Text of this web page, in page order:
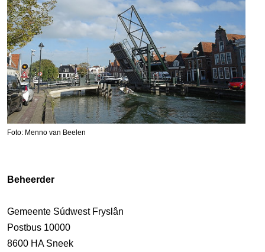
Foto: Menno van Beelen
Beheerder
Gemeente Súdwest Fryslân
Postbus 10000
8600 HA Sneek